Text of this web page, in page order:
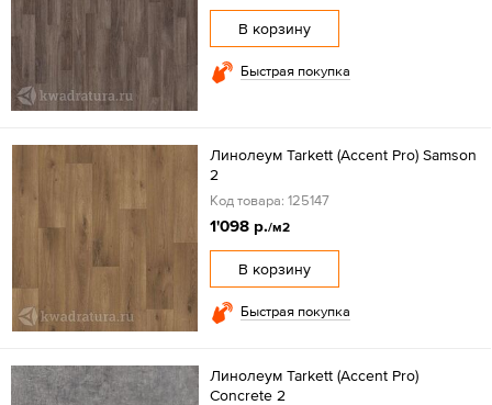
В корзину
Быстрая покупка
Линолеум Tarkett (Accent Pro) Samson
2
Код товара: 125147
1'098 р./м2
В корзину
Быстрая покупка
Линолеум Tarkett (Accent Pro)
Concrete 2